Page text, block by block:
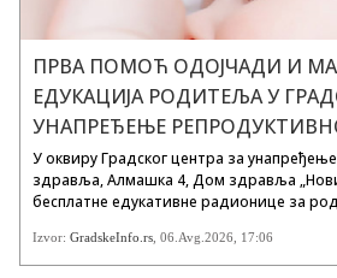
ПРВА ПОМОЋ ОДОЈЧАДИ И
ЕДУКАЦИЈА РОДИТЕЉА У
УНАПРЕЂЕЊЕ
У оквиру Градског центра за
здравља, Алмашка 4, Дом здравља
бесплатне едукативне радионице за
мале деце узраста до три године, на
помоћи. Фото: Prts/aafp.org “Како
ситуацијама,...
Izvor: GradskeInfo.rs 06.Avg.2026 , 17:06